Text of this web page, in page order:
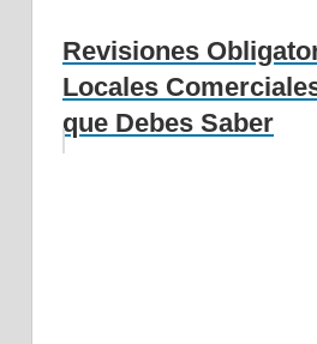
Revisiones
Locales
que Debes Saber